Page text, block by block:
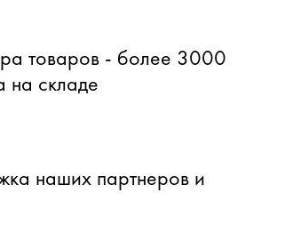
товаров - более 3000
на складе
наших партнеров и